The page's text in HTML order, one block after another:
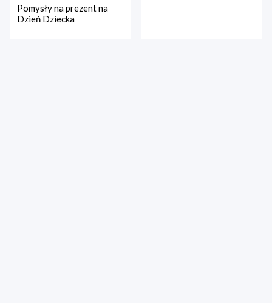
Pomysły na prezent na
Dzień Dziecka